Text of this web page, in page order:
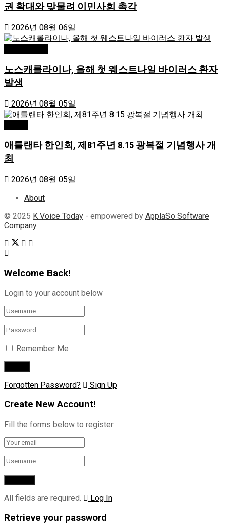
권 확대와 맞물려 이민사회 촉각
2026년 08월 06일
노스캐롤라이나, 올해 첫 웨스트나일 바이러스 환자
발생
2026년 08월 05일
애틀랜타 한인회, 제81주년 8.15 광복절 기념행사 개
최
2026년 08월 05일
About
© 2025 K Voice Today - empowered by ApplaSo Software
Company
Welcome Back!
Login to your account below
Remember Me
Forgotten Password? Sign Up
Create New Account!
Fill the forms below to register
All fields are required. Log In
Retrieve your password